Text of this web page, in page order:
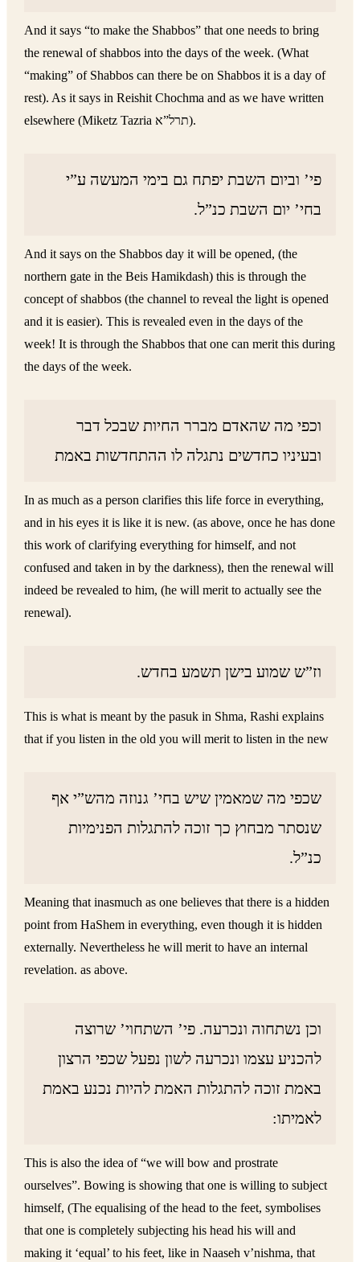
And it says “to make the Shabbos” that one needs to bring
the renewal of shabbos into the days of the week. (What
“making” of Shabbos can there be on Shabbos it is a day of
rest). As it says in Reishit Chochma and as we have written
elsewhere (Miketz Tazria תרל”א).
פי’ וביום השבת יפתח גם בימי המעשה ע”י
בחי’ יום השבת כנ”ל.
And it says on the Shabbos day it will be opened, (the
northern gate in the Beis Hamikdash) this is through the
concept of shabbos (the channel to reveal the light is opened
and it is easier). This is revealed even in the days of the
week! It is through the Shabbos that one can merit this during
the days of the week.
וכפי מה שהאדם מברר החיות שבכל דבר
ובעיניו כחדשים נתגלה לו ההתחדשות באמת
In as much as a person clarifies this life force in everything,
and in his eyes it is like it is new. (as above, once he has done
this work of clarifying everything for himself, and not
confused and taken in by the darkness), then the renewal will
indeed be revealed to him, (he will merit to actually see the
renewal).
וז”ש שמוע בישן תשמע בחדש.
This is what is meant by the pasuk in Shma, Rashi explains
that if you listen in the old you will merit to listen in the new
שכפי מה שמאמין שיש בחי’ גנוזה מהש”י אף
שנסתר מבחוץ כך זוכה להתגלות הפנימיות
כנ”ל.
Meaning that inasmuch as one believes that there is a hidden
point from HaShem in everything, even though it is hidden
externally. Nevertheless he will merit to have an internal
revelation. as above.
וכן נשתחוה ונכרעה. פי’ השתחוי’ שרוצה
להכניע עצמו ונכרעה לשון נפעל שכפי הרצון
באמת זוכה להתגלות האמת להיות נכנע באמת
לאמיתו:
This is also the idea of “we will bow and prostrate
ourselves”. Bowing is showing that one is willing to subject
himself, (The equalising of the head to the feet, symbolises
that one is completely subjecting his head his will and
making it ‘equal’ to his feet, like in Naaseh v’nishma, that